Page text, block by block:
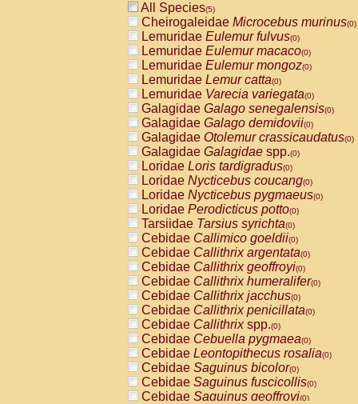
All Species(5)
Cheirogaleidae Microcebus murinus(0)
Lemuridae Eulemur fulvus(0)
Lemuridae Eulemur macaco(0)
Lemuridae Eulemur mongoz(0)
Lemuridae Lemur catta(0)
Lemuridae Varecia variegata(0)
Galagidae Galago senegalensis(0)
Galagidae Galago demidovii(0)
Galagidae Otolemur crassicaudatus(0)
Galagidae Galagidae spp.(0)
Loridae Loris tardigradus(0)
Loridae Nycticebus coucang(0)
Loridae Nycticebus pygmaeus(0)
Loridae Perodicticus potto(0)
Tarsiidae Tarsius syrichta(0)
Cebidae Callimico goeldii(0)
Cebidae Callithrix argentata(0)
Cebidae Callithrix geoffroyi(0)
Cebidae Callithrix humeralifer(0)
Cebidae Callithrix jacchus(0)
Cebidae Callithrix penicillata(0)
Cebidae Callithrixspp.(0)
Cebidae Cebuella pygmaea(0)
Cebidae Leontopithecus rosalia(0)
Cebidae Saguinus bicolor(0)
Cebidae Saguinus fuscicollis(0)
Cebidae Saguinus geoffroyi(0)